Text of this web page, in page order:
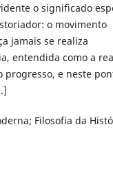
o significado
o movimento
jamais se realiza
entendida como a
e neste
Filosofia da